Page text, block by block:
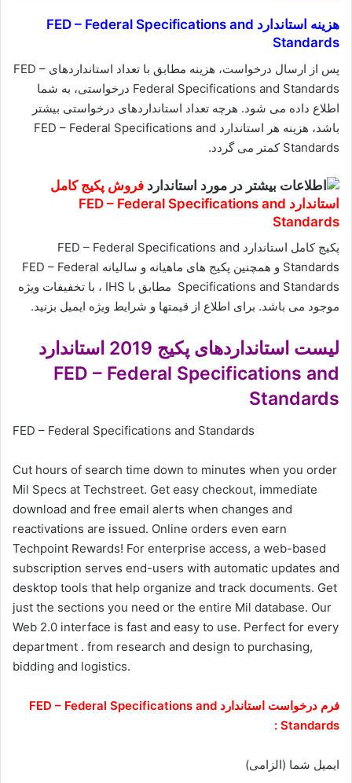
هزینه استاندارد FED – Federal Specifications and
Standards
پس از ارسال درخواست، هزینه مطابق با تعداد استانداردهای FED –
Federal Specifications and Standards درخواستی، به شما
اطلاع داده می شود. هرچه تعداد استانداردهای درخواستی بیشتر
باشد، هزینه هر استاندارد FED – Federal Specifications and
Standards کمتر می گردد.
فروش پکیج کامل
استاندارد FED – Federal Specifications and
Standards
پکیج کامل استاندارد FED – Federal Specifications and
Standards و همچنین پکیج های ماهیانه و سالیانه FED – Federal
Specifications and Standards مطابق با IHS ، با تخفیفات ویژه
موجود می باشد. برای اطلاع از قیمتها و شرایط ویژه ایمیل بزنید.
لیست استانداردهای پکیج 2019 استاندارد
FED – Federal Specifications and
Standards
FED – Federal Specifications and Standards
Cut hours of search time down to minutes when you order
Mil Specs at Techstreet. Get easy checkout, immediate
download and free email alerts when changes and
reactivations are issued. Online orders even earn
Techpoint Rewards! For enterprise access, a web-based
subscription serves end-users with automatic updates and
desktop tools that help organize and track documents. Get
just the sections you need or the entire Mil database. Our
Web 2.0 interface is fast and easy to use. Perfect for every
department . from research and design to purchasing,
bidding and logistics.
فرم درخواست استاندارد FED – Federal Specifications and
Standards :
ایمیل شما (الزامی)